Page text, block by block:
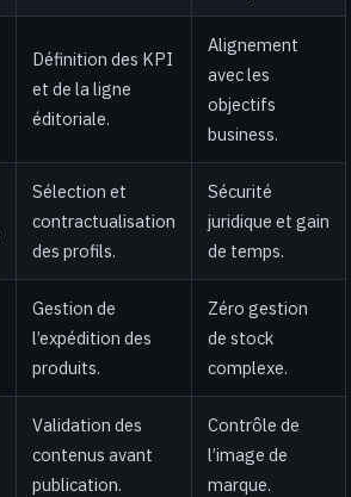
Définition des KPI
et de la ligne
éditoriale.
Alignement
avec les
objectifs
business.
Sélection et
contractualisation
des profils.
Sécurité
juridique et gain
de temps.
Gestion de
l’expédition des
produits.
Zéro gestion
de stock
complexe.
Validation des
contenus avant
publication.
Contrôle de
l’image de
marque.